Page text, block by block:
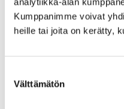
Kumppanimme voivat
heille tai joita on kerätty,
valinta
Välttämätön